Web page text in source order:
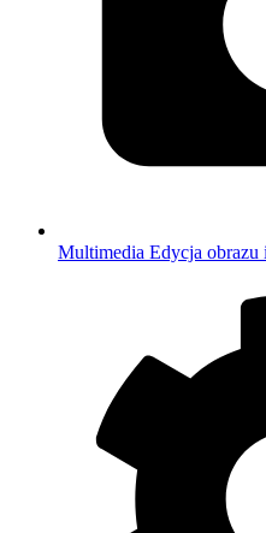
Multimedia Edycja obrazu